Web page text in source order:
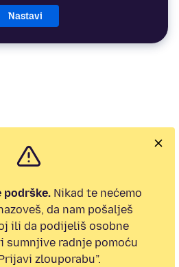
Nastavi
podrške. Nikad te nećemo
da nam pošalješ
ili da podijeliš osobne
sumnjive radnje pomoću
zlouporabu”.